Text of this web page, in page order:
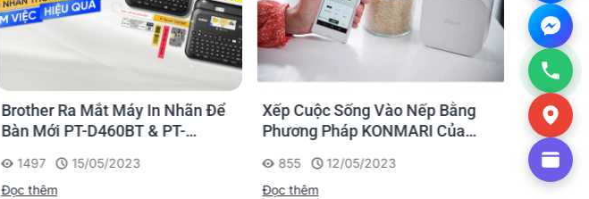
Brother Ra Mắt Máy In Nhãn Để
Bàn Mới PT-D460BT & PT-
Cho Dân Văn Phòng
1497
15/05/2023
Đọc thêm
Xếp Cuộc Sống Vào Nếp Bằng
Phương Pháp KONMARI Của
855
12/05/2023
Đọc thêm
Ứng
nhãn
1175